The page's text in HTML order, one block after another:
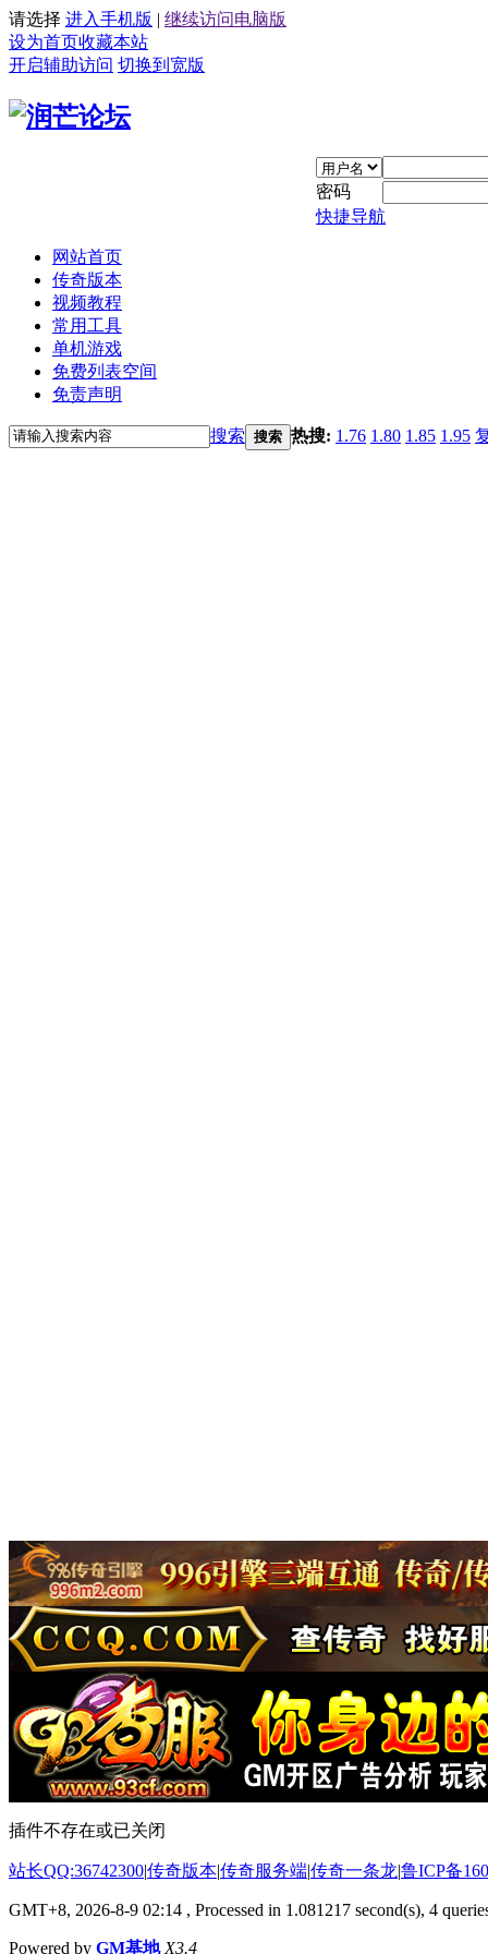
请选择 进入手机版 | 继续访问电脑版
设为首页收藏本站
开启辅助访问 切换到宽版
密码
快捷导航
网站首页
传奇版本
视频教程
常用工具
单机游戏
免费列表空间
免责声明
搜索 搜索 热搜: 1.76 1.80 1.85 1.95
插件不存在或已关闭
站长QQ:36742300|传奇版本|传奇服务端|传奇一条龙|鲁ICP备
GMT+8, 2026-8-9 02:14 , Processed in 1.081217 second(s), 4
Powered by GM基地 X3.4